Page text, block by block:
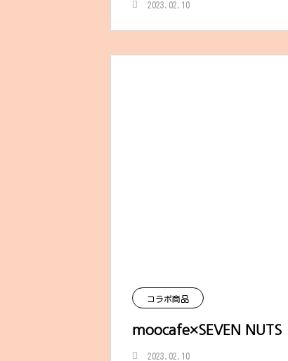
2023.02.10
コラボ商品
moocafe×SEVEN NUTS
2023.02.10